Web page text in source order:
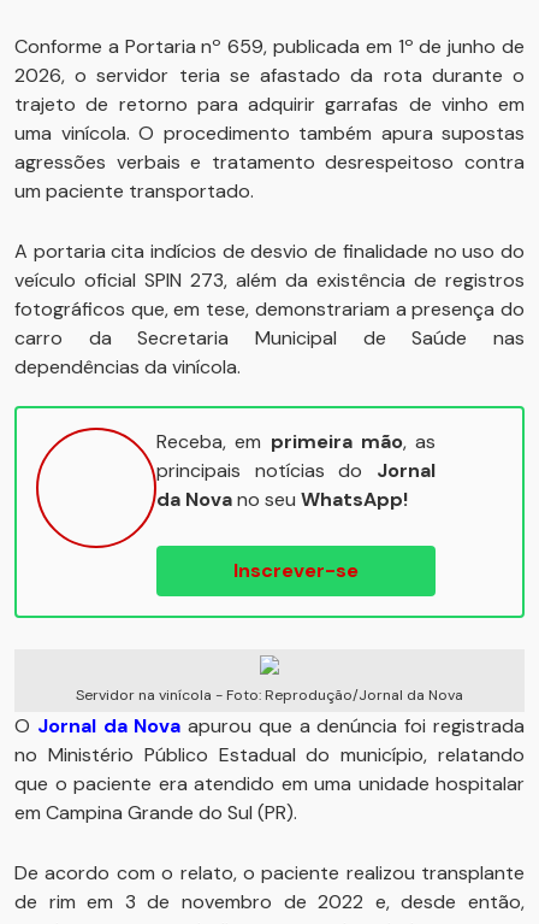
Conforme a Portaria nº 659, publicada em 1º de junho de
2026, o servidor teria se afastado da rota durante o
trajeto de retorno para adquirir garrafas de vinho em
uma vinícola. O procedimento também apura supostas
agressões verbais e tratamento desrespeitoso contra
um paciente transportado.
A portaria cita indícios de desvio de finalidade no uso do
veículo oficial SPIN 273, além da existência de registros
fotográficos que, em tese, demonstrariam a presença do
carro da Secretaria Municipal de Saúde nas
dependências da vinícola.
Receba, em primeira mão, as
principais notícias do Jornal
da Novano seu WhatsApp!
Inscrever-se
Servidor na vinícola - Foto: Reprodução/Jornal da Nova
O Jornal da Nova apurou que a denúncia foi registrada
no Ministério Público Estadual do município, relatando
que o paciente era atendido em uma unidade hospitalar
em Campina Grande do Sul (PR).
De acordo com o relato, o paciente realizou transplante
de rim em 3 de novembro de 2022 e, desde então,